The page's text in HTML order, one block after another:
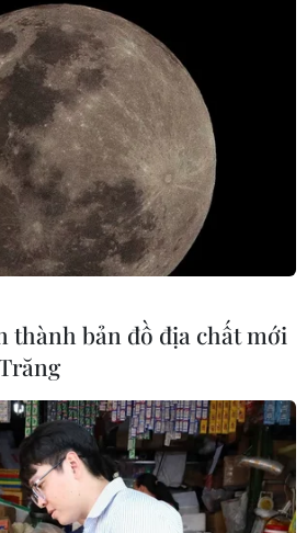
thành bản đồ địa chất mới